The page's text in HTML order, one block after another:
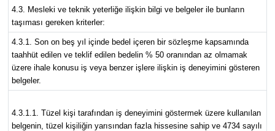
4.3. Mesleki ve teknik yeterliğe ilişkin bilgi ve belgeler ile bunların
taşıması gereken kriterler:
4.3.1. Son on beş yıl içinde bedel içeren bir sözleşme kapsamında
taahhüt edilen ve teklif edilen bedelin % 50 oranından az olmamak
üzere ihale konusu iş veya benzer işlere ilişkin iş deneyimini gösteren
belgeler.
4.3.1.1. Tüzel kişi tarafından iş deneyimini göstermek üzere kullanılan
belgenin, tüzel kişiliğin yarısından fazla hissesine sahip ve 4734 sayılı